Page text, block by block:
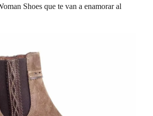
Shoes que te van a enamorar al